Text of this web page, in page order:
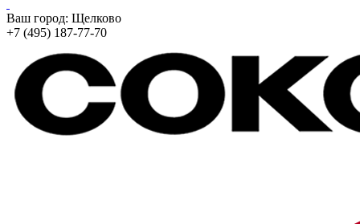
Ваш город: Щелково
+7 (495) 187-77-70